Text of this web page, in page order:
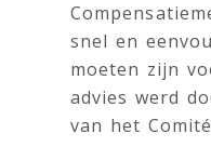
snel en
moeten zijn
advies werd
van het